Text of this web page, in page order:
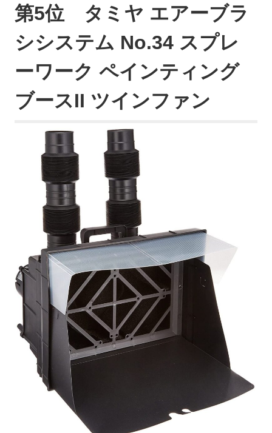
第5位 タミヤ エアーブラ
シシステム No.34 スプレ
ーワーク ペインティング
ブースII ツインファン